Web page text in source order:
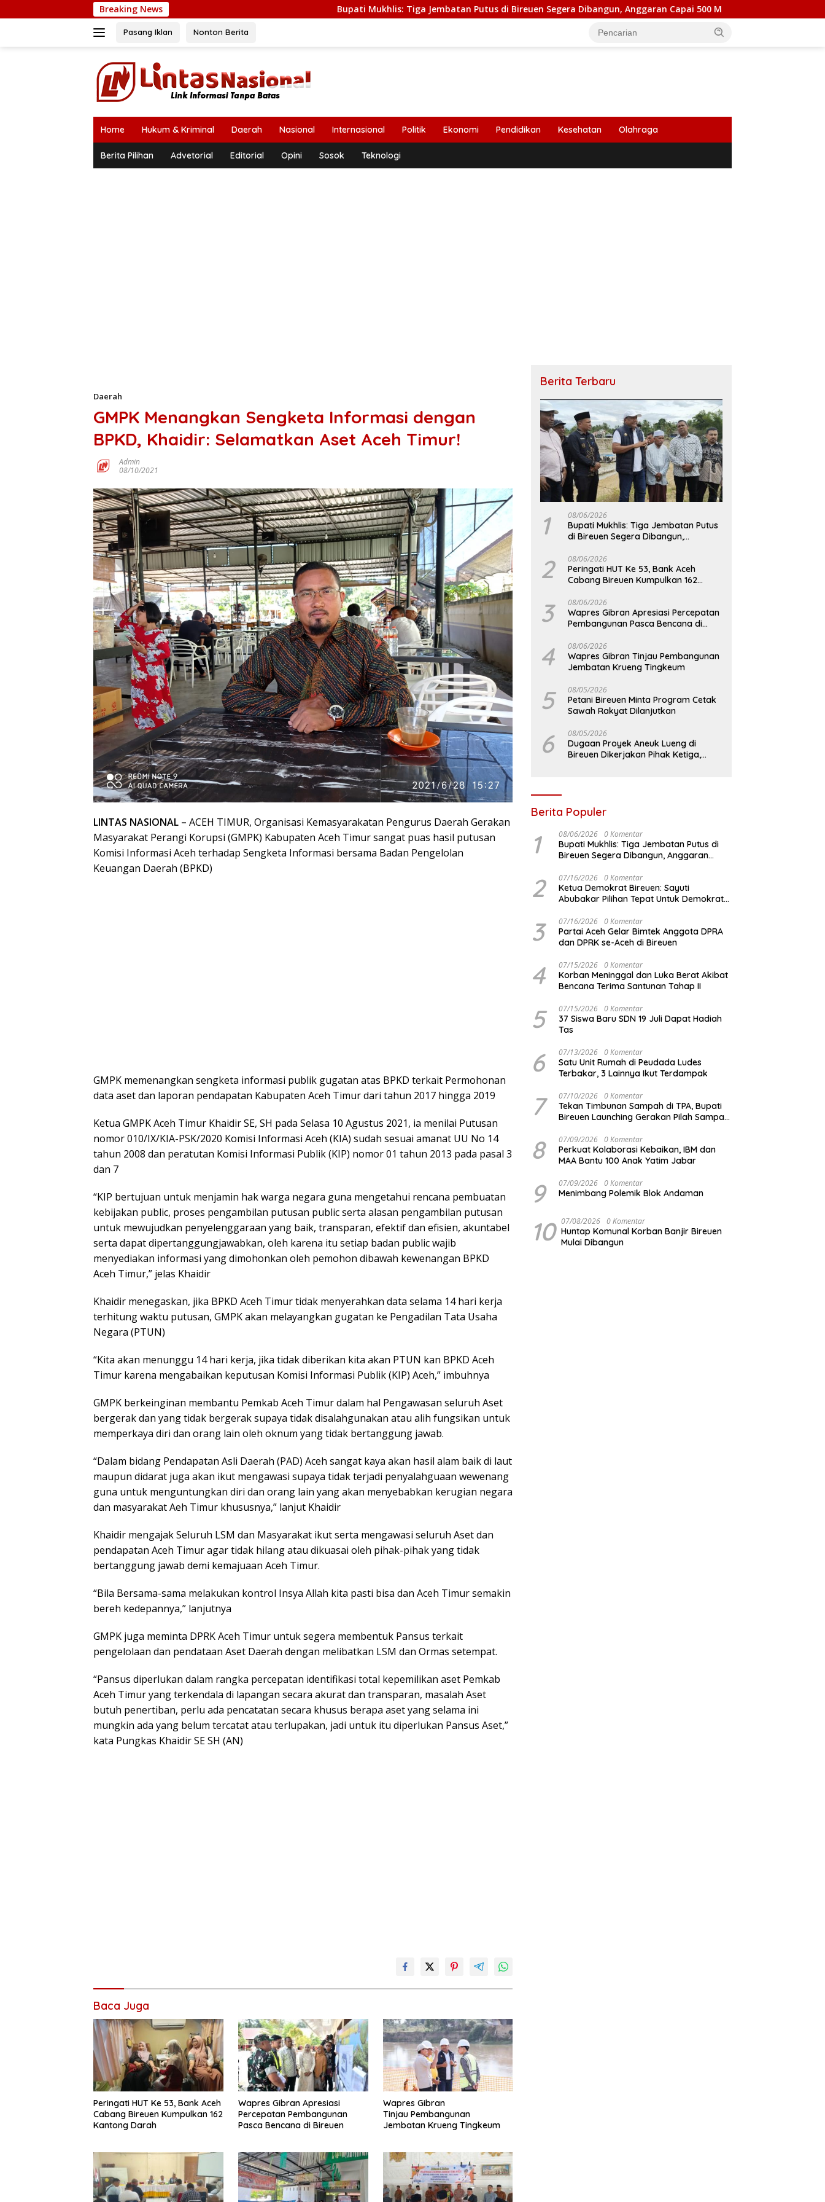
ke
Breaking News Bupati Mukhlis: Tiga Jembatan Putus di Bireuen Segera Dibangun, Anggaran Capai 500 M Peringati HUT Ke 53, Bank
Pasang Iklan Nonton Berita
Home Hukum & Kriminal Daerah Nasional Internasional Politik Ekonomi Pendidikan Kesehatan Olahraga
Berita Pilihan Advetorial Editorial Opini Sosok Teknologi
Daerah
GMPK Menangkan Sengketa Informasi dengan
BPKD, Khaidir: Selamatkan Aset Aceh Timur!
Admin
08/10/2021
LINTAS NASIONAL – ACEH TIMUR, Organisasi Kemasyarakatan Pengurus Daerah Gerakan
Masyarakat Perangi Korupsi (GMPK) Kabupaten Aceh Timur sangat puas hasil putusan
Komisi Informasi Aceh terhadap Sengketa Informasi bersama Badan Pengelolan
Keuangan Daerah (BPKD)
GMPK memenangkan sengketa informasi publik gugatan atas BPKD terkait Permohonan
data aset dan laporan pendapatan Kabupaten Aceh Timur dari tahun 2017 hingga 2019
Ketua GMPK Aceh Timur Khaidir SE, SH pada Selasa 10 Agustus 2021, ia menilai Putusan
nomor 010/IX/KIA-PSK/2020 Komisi Informasi Aceh (KIA) sudah sesuai amanat UU No 14
tahun 2008 dan peratutan Komisi Informasi Publik (KIP) nomor 01 tahun 2013 pada pasal 3
dan 7
“KIP bertujuan untuk menjamin hak warga negara guna mengetahui rencana pembuatan
kebijakan public, proses pengambilan putusan public serta alasan pengambilan putusan
untuk mewujudkan penyelenggaraan yang baik, transparan, efektif dan efisien, akuntabel
serta dapat dipertanggungjawabkan, oleh karena itu setiap badan public wajib
menyediakan informasi yang dimohonkan oleh pemohon dibawah kewenangan BPKD
Aceh Timur,” jelas Khaidir
Khaidir menegaskan, jika BPKD Aceh Timur tidak menyerahkan data selama 14 hari kerja
terhitung waktu putusan, GMPK akan melayangkan gugatan ke Pengadilan Tata Usaha
Negara (PTUN)
“Kita akan menunggu 14 hari kerja, jika tidak diberikan kita akan PTUN kan BPKD Aceh
Timur karena mengabaikan keputusan Komisi Informasi Publik (KIP) Aceh,” imbuhnya
GMPK berkeinginan membantu Pemkab Aceh Timur dalam hal Pengawasan seluruh Aset
bergerak dan yang tidak bergerak supaya tidak disalahgunakan atau alih fungsikan untuk
memperkaya diri dan orang lain oleh oknum yang tidak bertanggung jawab.
“Dalam bidang Pendapatan Asli Daerah (PAD) Aceh sangat kaya akan hasil alam baik di laut
maupun didarat juga akan ikut mengawasi supaya tidak terjadi penyalahguaan wewenang
guna untuk menguntungkan diri dan orang lain yang akan menyebabkan kerugian negara
dan masyarakat Aeh Timur khususnya,” lanjut Khaidir
Khaidir mengajak Seluruh LSM dan Masyarakat ikut serta mengawasi seluruh Aset dan
pendapatan Aceh Timur agar tidak hilang atau dikuasai oleh pihak-pihak yang tidak
bertanggung jawab demi kemajuaan Aceh Timur.
“Bila Bersama-sama melakukan kontrol Insya Allah kita pasti bisa dan Aceh Timur semakin
bereh kedepannya,” lanjutnya
GMPK juga meminta DPRK Aceh Timur untuk segera membentuk Pansus terkait
pengelolaan dan pendataan Aset Daerah dengan melibatkan LSM dan Ormas setempat.
“Pansus diperlukan dalam rangka percepatan identifikasi total kepemilikan aset Pemkab
Aceh Timur yang terkendala di lapangan secara akurat dan transparan, masalah Aset
butuh penertiban, perlu ada pencatatan secara khusus berapa aset yang selama ini
mungkin ada yang belum tercatat atau terlupakan, jadi untuk itu diperlukan Pansus Aset,”
kata Pungkas Khaidir SE SH (AN)
Baca Juga
Peringati HUT Ke 53, Bank Aceh
Cabang Bireuen Kumpulkan 162
Kantong Darah
Wapres Gibran Apresiasi
Percepatan Pembangunan
Pasca Bencana di Bireuen
Wapres Gibran
Tinjau Pembangunan
Jembatan Krueng Tingkeum
Berita Terbaru
1 08/06/2026
Bupati Mukhlis: Tiga Jembatan Putus
di Bireuen Segera Dibangun,
2 08/06/2026
Peringati HUT Ke 53, Bank Aceh
Cabang Bireuen Kumpulkan 162
3 08/06/2026
Wapres Gibran Apresiasi Percepatan
Pembangunan Pasca Bencana di
4 08/06/2026
Wapres Gibran Tinjau Pembangunan
Jembatan Krueng Tingkeum
5 08/05/2026
Petani Bireuen Minta Program Cetak
Sawah Rakyat Dilanjutkan
6 08/05/2026
Dugaan Proyek Aneuk Lueng di
Bireuen Dikerjakan Pihak Ketiga,
Berita Populer
1 08/06/2026 0 Komentar
Bupati Mukhlis: Tiga Jembatan Putus di
Bireuen Segera Dibangun, Anggaran
2 07/16/2026 0 Komentar
Ketua Demokrat Bireuen: Sayuti
Abubakar Pilihan Tepat Untuk Demokrat
3 07/16/2026 0 Komentar
Partai Aceh Gelar Bimtek Anggota DPRA
dan DPRK se-Aceh di Bireuen
4 07/15/2026 0 Komentar
Korban Meninggal dan Luka Berat Akibat
Bencana Terima Santunan Tahap II
5 07/15/2026 0 Komentar
37 Siswa Baru SDN 19 Juli Dapat Hadiah
Tas
6 07/13/2026 0 Komentar
Satu Unit Rumah di Peudada Ludes
Terbakar, 3 Lainnya Ikut Terdampak
7 07/10/2026 0 Komentar
Tekan Timbunan Sampah di TPA, Bupati
Bireuen Launching Gerakan Pilah Sampah
8 07/09/2026 0 Komentar
Perkuat Kolaborasi Kebaikan, IBM dan
MAA Bantu 100 Anak Yatim Jabar
9 07/09/2026 0 Komentar
Menimbang Polemik Blok Andaman
10 07/08/2026 0 Komentar
Huntap Komunal Korban Banjir Bireuen
Mulai Dibangun